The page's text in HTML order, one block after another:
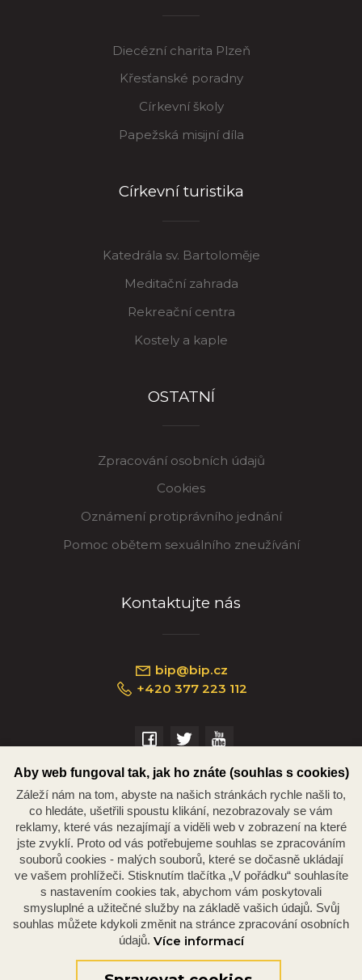
Diecézní charita Plzeň
Křesťanské poradny
Církevní školy
Papežská misijní díla
Církevní turistika
Katedrála sv. Bartoloměje
Meditační zahrada
Rekreační centra
Kostely a kaple
OSTATNÍ
Zpracování osobních údajů
Cookies
Oznámení protiprávního jednání
Pomoc obětem sexuálního zneužívání
Kontaktujte nás
bip@bip.cz
+420 377 223 112
Náměstí Republiky 234/35, 301 00 Plzeň
© 2026 Oficiální stránky Plzeňské diecéze ©dmpCMS
Aby web fungoval tak, jak ho znáte (souhlas s cookies)
Záleží nám na tom, abyste na našich stránkách rychle našli to,
co hledáte, ušetřili spoustu klikání, nezobrazovaly se vám
reklamy, které vás nezajímají a viděli web v zobrazení na které
jste zvyklí. Proto od vás potřebujeme souhlas se zpracováním
souborů cookies - malých souborů, které se dočasně ukládají
ve vašem prohlížeči. Stisknutím tlačítka „V pořádku“ souhlasíte
s nastavením cookies tak, abychom vám poskytovali
smysluplné a užitečné služby na základě vašich údajů. Svůj
souhlas můžete kdykoli změnit na stránce zpracování osobních
údajů. Více informací